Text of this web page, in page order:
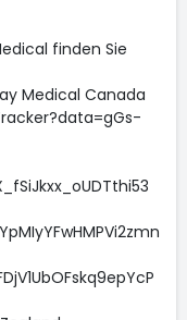
finden Sie
Medical Canada